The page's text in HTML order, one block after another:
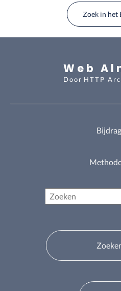
Zoek in het
Web
Door HTTP
Zoeken